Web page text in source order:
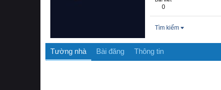
0
Tìm kiếm
Tường nhà Bài đăng Thông tin